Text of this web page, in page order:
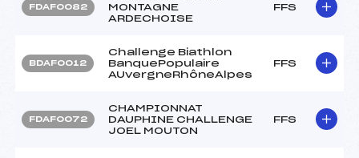
FDAF0082
MONTAGNE
ARDECHOISE
FFS
BDAF0012
Challenge Biathlon
BanquePopulaire
AUvergneRhôneAlpes
FFS
FDAF0072
CHAMPIONNAT
DAUPHINE CHALLENGE
JOEL MOUTON
FFS